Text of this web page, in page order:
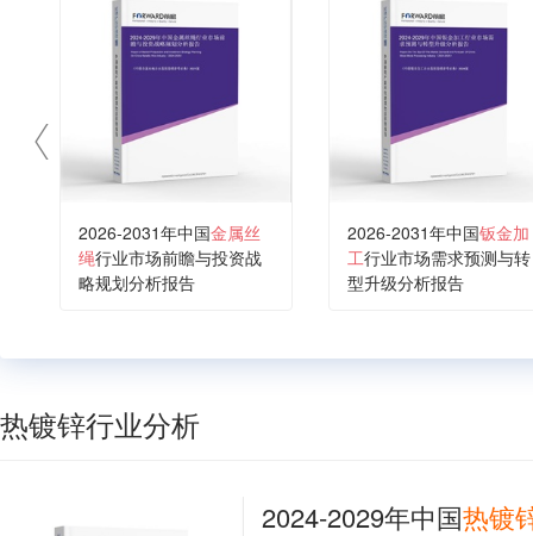
2026-2031年中国金属丝
绳行业市场前瞻与投资战
略规划分析报告
2026-2031年中国钣金加
工行业市场需求预测与转
型升级分析报告
热镀锌行业分析
2024-2029年中国热镀